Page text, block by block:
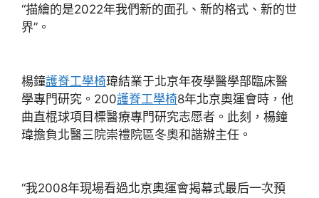
“描繪的是2022年我們新的面孔、新的格式、新的世
界”。
楊鐘護脊工學椅瑋結業于北京年夜學醫學部臨床醫
學專門研究。200護脊工學椅8年北京奧運會時，他
曲直棍球項目標醫療專門研究志愿者。此刻，楊鐘
瑋擔負北醫三院崇禮院區冬奧和諧辦主任。
“我2008年現場看過北京奧運會揭幕式最后一次預